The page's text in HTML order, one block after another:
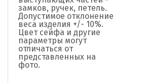
замков, ручек, петель.
Допустимое отклонение
веса изделия +/- 10%.
Цвет сейфа и другие
параметры могут
отличаться от
представленных на
фото.